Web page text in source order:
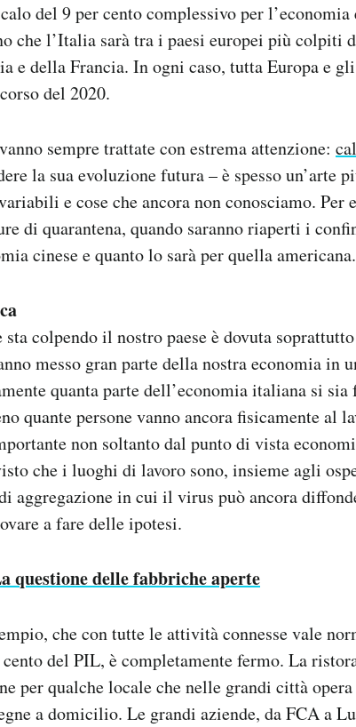
del 9 per cento complessivo per l’economia
che l’Italia sarà tra i paesi europei più colpiti
e della Francia. In ogni caso, tutta Europa e
del 2020.
sempre trattate con estrema attenzione:
la sua evoluzione futura – è spesso un’arte
e cose che ancora non conosciamo. Per
di quarantena, quando saranno riaperti i
cinese e quanto lo sarà per quella americana.
sta colpendo il nostro paese è dovuta
messo gran parte della nostra economia in
quanta parte dell’economia italiana si sia
quante persone vanno ancora fisicamente al
non soltanto dal punto di vista
che i luoghi di lavoro sono, insieme agli
aggregazione in cui il virus può ancora
a fare delle ipotesi.
questione delle fabbriche aperte
che con tutte le attività connesse vale
del PIL, è completamente fermo. La
per qualche locale che nelle grandi città
a domicilio. Le grandi aziende, da FCA a